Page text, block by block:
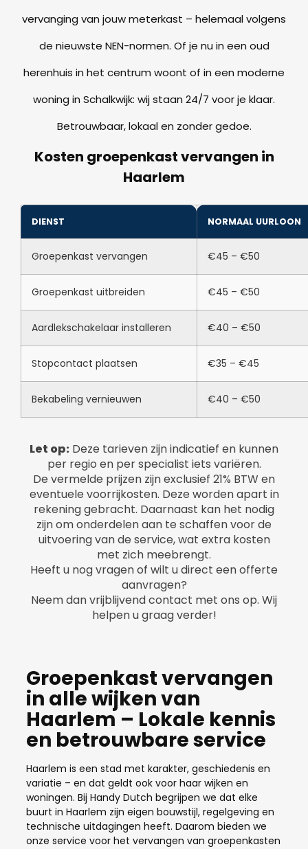
vervanging van jouw meterkast – helemaal volgens
de nieuwste NEN-normen. Of je nu in een oud
herenhuis in het centrum woont of in een moderne
woning in Schalkwijk: wij staan 24/7 voor je klaar.
Betrouwbaar, lokaal en zonder gedoe.
Kosten groepenkast vervangen in
Haarlem
DIENST NORMAAL UURLOON
Groepenkast vervangen €45 – €50
Groepenkast uitbreiden €45 – €50
Aardlekschakelaar installeren €40 – €50
Stopcontact plaatsen €35 – €45
Bekabeling vernieuwen €40 – €50
Let op: Deze tarieven zijn indicatief en kunnen
per regio en per specialist iets variëren.
De vermelde prijzen zijn exclusief 21% BTW en
eventuele voorrijkosten. Deze worden apart in
rekening gebracht. Daarnaast kan het nodig
zijn om onderdelen aan te schaffen voor de
uitvoering van de service, wat extra kosten
met zich meebrengt.
Heeft u nog vragen of wilt u direct een offerte
aanvragen?
Neem dan vrijblijvend contact met ons op. Wij
helpen u graag verder!
Groepenkast vervangen
in alle wijken van
Haarlem – Lokale kennis
en betrouwbare service
Haarlem is een stad met karakter, geschiedenis en
variatie – en dat geldt ook voor haar wijken en
woningen. Bij Handy Dutch begrijpen we dat elke
buurt in Haarlem zijn eigen bouwstijl, regelgeving en
technische uitdagingen heeft. Daarom bieden we
onze service voor het vervangen van groepenkasten